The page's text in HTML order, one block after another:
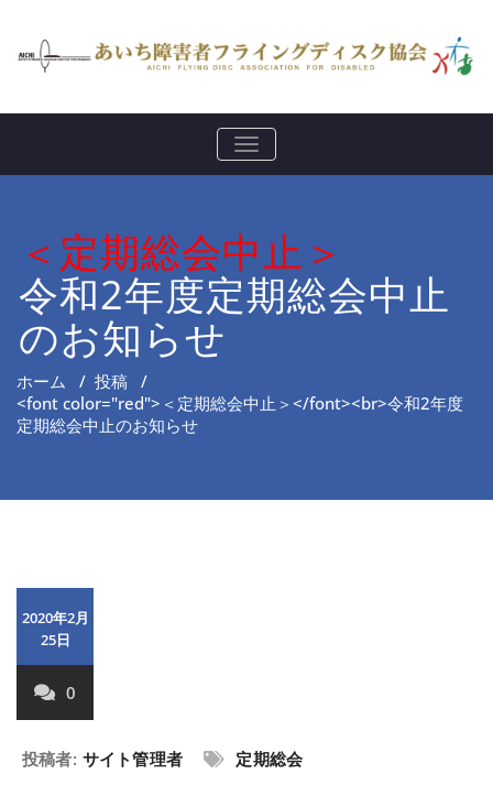
ナ
ビ
ゲ
ョ
ン
を
切
り
＜定期総会中止＞
令和2年度定期総会中止
のお知らせ
ホーム / 投稿 /
<font color="red">＜定期総会中止＞</font><br>令和2年度
定期総会中止のお知らせ
2020年2月
25日
0
投稿者: サイト管理者 定期総会